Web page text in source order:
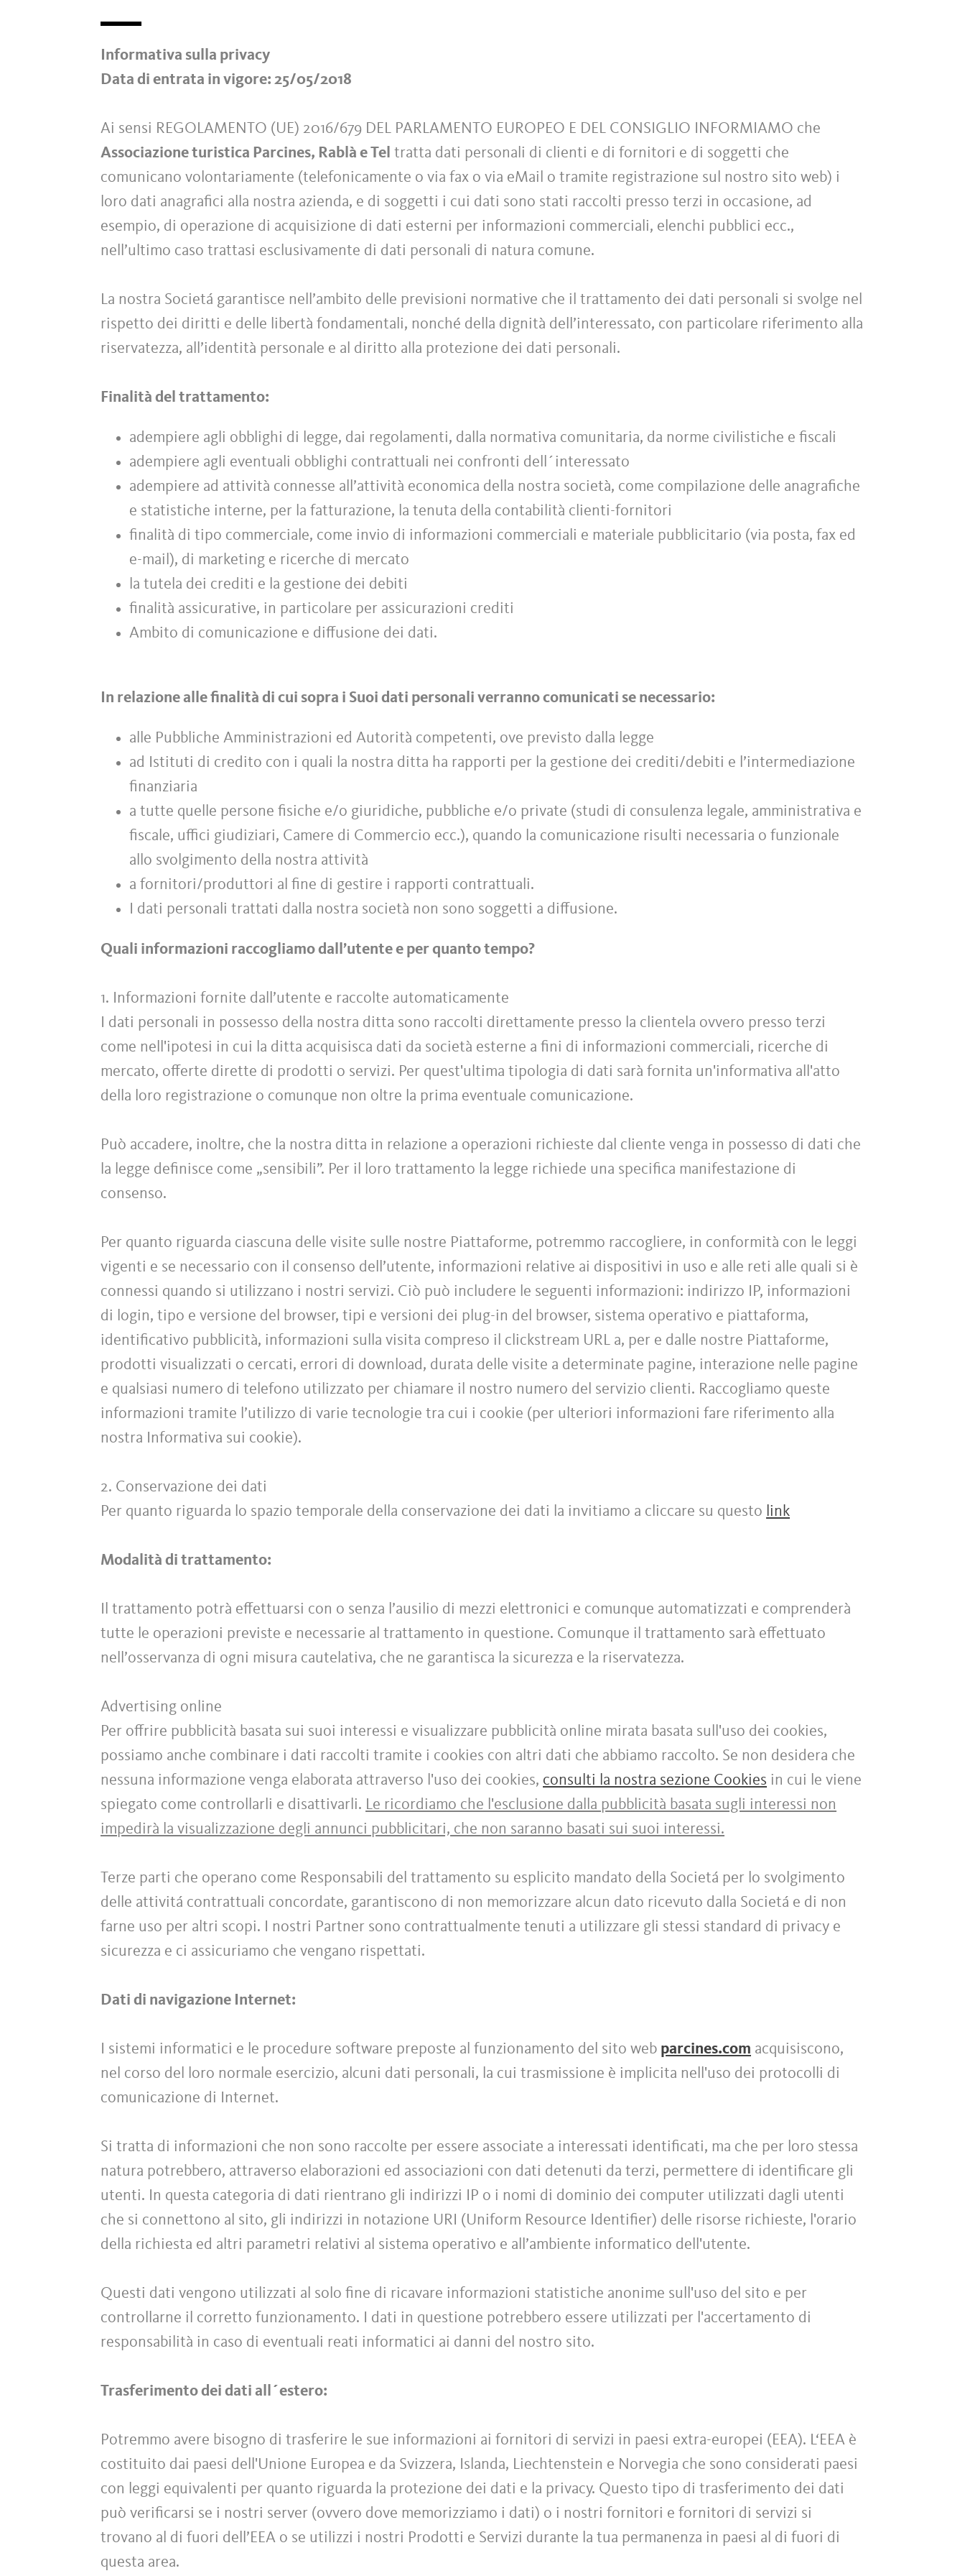
Informativa sulla privacy
Data di entrata in vigore: 25/05/2018
Ai sensi REGOLAMENTO (UE) 2016/679 DEL PARLAMENTO EUROPEO E DEL CONSIGLIO INFORMIAMO che
Associazione turistica Parcines, Rablà e Tel tratta dati personali di clienti e di fornitori e di soggetti che
comunicano volontariamente (telefonicamente o via fax o via eMail o tramite registrazione sul nostro sito web) i
loro dati anagrafici alla nostra azienda, e di soggetti i cui dati sono stati raccolti presso terzi in occasione, ad
esempio, di operazione di acquisizione di dati esterni per informazioni commerciali, elenchi pubblici ecc.,
nell’ultimo caso trattasi esclusivamente di dati personali di natura comune.
La nostra Societá garantisce nell’ambito delle previsioni normative che il trattamento dei dati personali si svolge nel
rispetto dei diritti e delle libertà fondamentali, nonché della dignità dell’interessato, con particolare riferimento alla
riservatezza, all’identità personale e al diritto alla protezione dei dati personali.
Finalità del trattamento:
adempiere agli obblighi di legge, dai regolamenti, dalla normativa comunitaria, da norme civilistiche e fiscali
adempiere agli eventuali obblighi contrattuali nei confronti dell´interessato
adempiere ad attività connesse all’attività economica della nostra società, come compilazione delle anagrafiche
e statistiche interne, per la fatturazione, la tenuta della contabilità clienti-fornitori
finalità di tipo commerciale, come invio di informazioni commerciali e materiale pubblicitario (via posta, fax ed
e-mail), di marketing e ricerche di mercato
la tutela dei crediti e la gestione dei debiti
finalità assicurative, in particolare per assicurazioni crediti
Ambito di comunicazione e diffusione dei dati.
In relazione alle finalità di cui sopra i Suoi dati personali verranno comunicati se necessario:
alle Pubbliche Amministrazioni ed Autorità competenti, ove previsto dalla legge
ad Istituti di credito con i quali la nostra ditta ha rapporti per la gestione dei crediti/debiti e l’intermediazione
finanziaria
a tutte quelle persone fisiche e/o giuridiche, pubbliche e/o private (studi di consulenza legale, amministrativa e
fiscale, uffici giudiziari, Camere di Commercio ecc.), quando la comunicazione risulti necessaria o funzionale
allo svolgimento della nostra attività
a fornitori/produttori al fine di gestire i rapporti contrattuali.
I dati personali trattati dalla nostra società non sono soggetti a diffusione.
Quali informazioni raccogliamo dall’utente e per quanto tempo?
1. Informazioni fornite dall’utente e raccolte automaticamente
I dati personali in possesso della nostra ditta sono raccolti direttamente presso la clientela ovvero presso terzi
come nell'ipotesi in cui la ditta acquisisca dati da società esterne a fini di informazioni commerciali, ricerche di
mercato, offerte dirette di prodotti o servizi. Per quest'ultima tipologia di dati sarà fornita un'informativa all'atto
della loro registrazione o comunque non oltre la prima eventuale comunicazione.
Può accadere, inoltre, che la nostra ditta in relazione a operazioni richieste dal cliente venga in possesso di dati che
la legge definisce come „sensibili”. Per il loro trattamento la legge richiede una specifica manifestazione di
consenso.
Per quanto riguarda ciascuna delle visite sulle nostre Piattaforme, potremmo raccogliere, in conformità con le leggi
vigenti e se necessario con il consenso dell’utente, informazioni relative ai dispositivi in uso e alle reti alle quali si è
connessi quando si utilizzano i nostri servizi. Ciò può includere le seguenti informazioni: indirizzo IP, informazioni
di login, tipo e versione del browser, tipi e versioni dei plug-in del browser, sistema operativo e piattaforma,
identificativo pubblicità, informazioni sulla visita compreso il clickstream URL a, per e dalle nostre Piattaforme,
prodotti visualizzati o cercati, errori di download, durata delle visite a determinate pagine, interazione nelle pagine
e qualsiasi numero di telefono utilizzato per chiamare il nostro numero del servizio clienti. Raccogliamo queste
informazioni tramite l’utilizzo di varie tecnologie tra cui i cookie (per ulteriori informazioni fare riferimento alla
nostra Informativa sui cookie).
2. Conservazione dei dati
Per quanto riguarda lo spazio temporale della conservazione dei dati la invitiamo a cliccare su questo link
Modalità di trattamento:
Il trattamento potrà effettuarsi con o senza l’ausilio di mezzi elettronici e comunque automatizzati e comprenderà
tutte le operazioni previste e necessarie al trattamento in questione. Comunque il trattamento sarà effettuato
nell’osservanza di ogni misura cautelativa, che ne garantisca la sicurezza e la riservatezza.
Advertising online
Per offrire pubblicità basata sui suoi interessi e visualizzare pubblicità online mirata basata sull'uso dei cookies,
possiamo anche combinare i dati raccolti tramite i cookies con altri dati che abbiamo raccolto. Se non desidera che
nessuna informazione venga elaborata attraverso l'uso dei cookies, consulti la nostra sezione Cookies in cui le viene
spiegato come controllarli e disattivarli. Le ricordiamo che l'esclusione dalla pubblicità basata sugli interessi non
impedirà la visualizzazione degli annunci pubblicitari, che non saranno basati sui suoi interessi.
Terze parti che operano come Responsabili del trattamento su esplicito mandato della Societá per lo svolgimento
delle attivitá contrattuali concordate, garantiscono di non memorizzare alcun dato ricevuto dalla Societá e di non
farne uso per altri scopi. I nostri Partner sono contrattualmente tenuti a utilizzare gli stessi standard di privacy e
sicurezza e ci assicuriamo che vengano rispettati.
Dati di navigazione Internet:
I sistemi informatici e le procedure software preposte al funzionamento del sito web parcines.com acquisiscono,
nel corso del loro normale esercizio, alcuni dati personali, la cui trasmissione è implicita nell'uso dei protocolli di
comunicazione di Internet.
Si tratta di informazioni che non sono raccolte per essere associate a interessati identificati, ma che per loro stessa
natura potrebbero, attraverso elaborazioni ed associazioni con dati detenuti da terzi, permettere di identificare gli
utenti. In questa categoria di dati rientrano gli indirizzi IP o i nomi di dominio dei computer utilizzati dagli utenti
che si connettono al sito, gli indirizzi in notazione URI (Uniform Resource Identifier) delle risorse richieste, l'orario
della richiesta ed altri parametri relativi al sistema operativo e all’ambiente informatico dell'utente.
Questi dati vengono utilizzati al solo fine di ricavare informazioni statistiche anonime sull'uso del sito e per
controllarne il corretto funzionamento. I dati in questione potrebbero essere utilizzati per l'accertamento di
responsabilità in caso di eventuali reati informatici ai danni del nostro sito.
Trasferimento dei dati all´estero:
Potremmo avere bisogno di trasferire le sue informazioni ai fornitori di servizi in paesi extra-europei (EEA). L‘EEA è
costituito dai paesi dell'Unione Europea e da Svizzera, Islanda, Liechtenstein e Norvegia che sono considerati paesi
con leggi equivalenti per quanto riguarda la protezione dei dati e la privacy. Questo tipo di trasferimento dei dati
può verificarsi se i nostri server (ovvero dove memorizziamo i dati) o i nostri fornitori e fornitori di servizi si
trovano al di fuori dell’EEA o se utilizzi i nostri Prodotti e Servizi durante la tua permanenza in paesi al di fuori di
questa area.